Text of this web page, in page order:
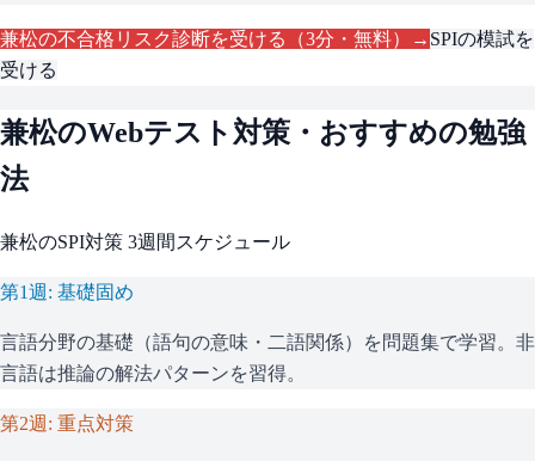
兼松の不合格リスク診断を受ける（3分・無料）→ SPIの模試を
受ける
兼松のWebテスト対策・おすすめの勉強
法
兼松のSPI対策 3週間スケジュール
第1週: 基礎固め
言語分野の基礎（語句の意味・二語関係）を問題集で学習。非
言語は推論の解法パターンを習得。
第2週: 重点対策